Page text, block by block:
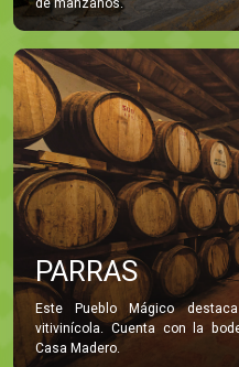
PARRAS
Este Pueblo Mágico
vitivinícola. Cuenta con la
Casa Madero.